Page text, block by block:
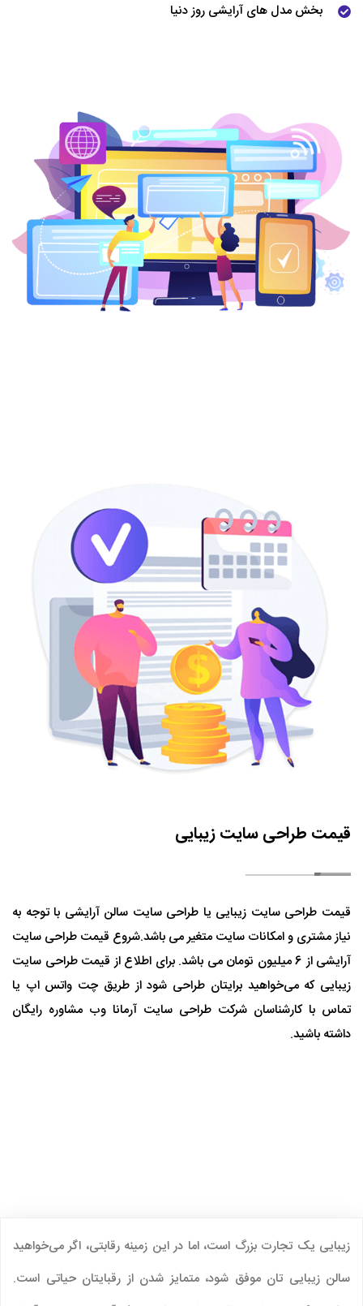
بخش مدل های آرایشی روز دنیا
قیمت طراحی سایت زیبایی
قیمت طراحی سایت زیبایی یا طراحی سایت سالن آرایشی با توجه به
نیاز مشتری و امکانات سایت متغیر می باشد.شروع قیمت طراحی سایت
آرایشی از 6 میلیون تومان می باشد. برای اطلاع از قیمت طراحی سایت
زیبایی که می‌خواهید برایتان طراحی شود از طریق چت واتس اپ یا
تماس با کارشناسان شرکت طراحی سایت آرمانا وب مشاوره رایگان
داشته باشید.
زیبایی یک تجارت بزرگ است، اما در این زمینه رقابتی، اگر می‌خواهید
سالن زیبایی‌ تان موفق شود، متمایز شدن از رقبایتان حیاتی است.